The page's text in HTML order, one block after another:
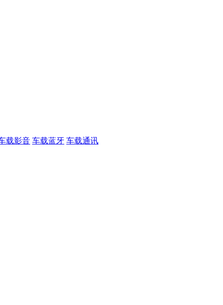
载影音 车载蓝牙 车载通讯